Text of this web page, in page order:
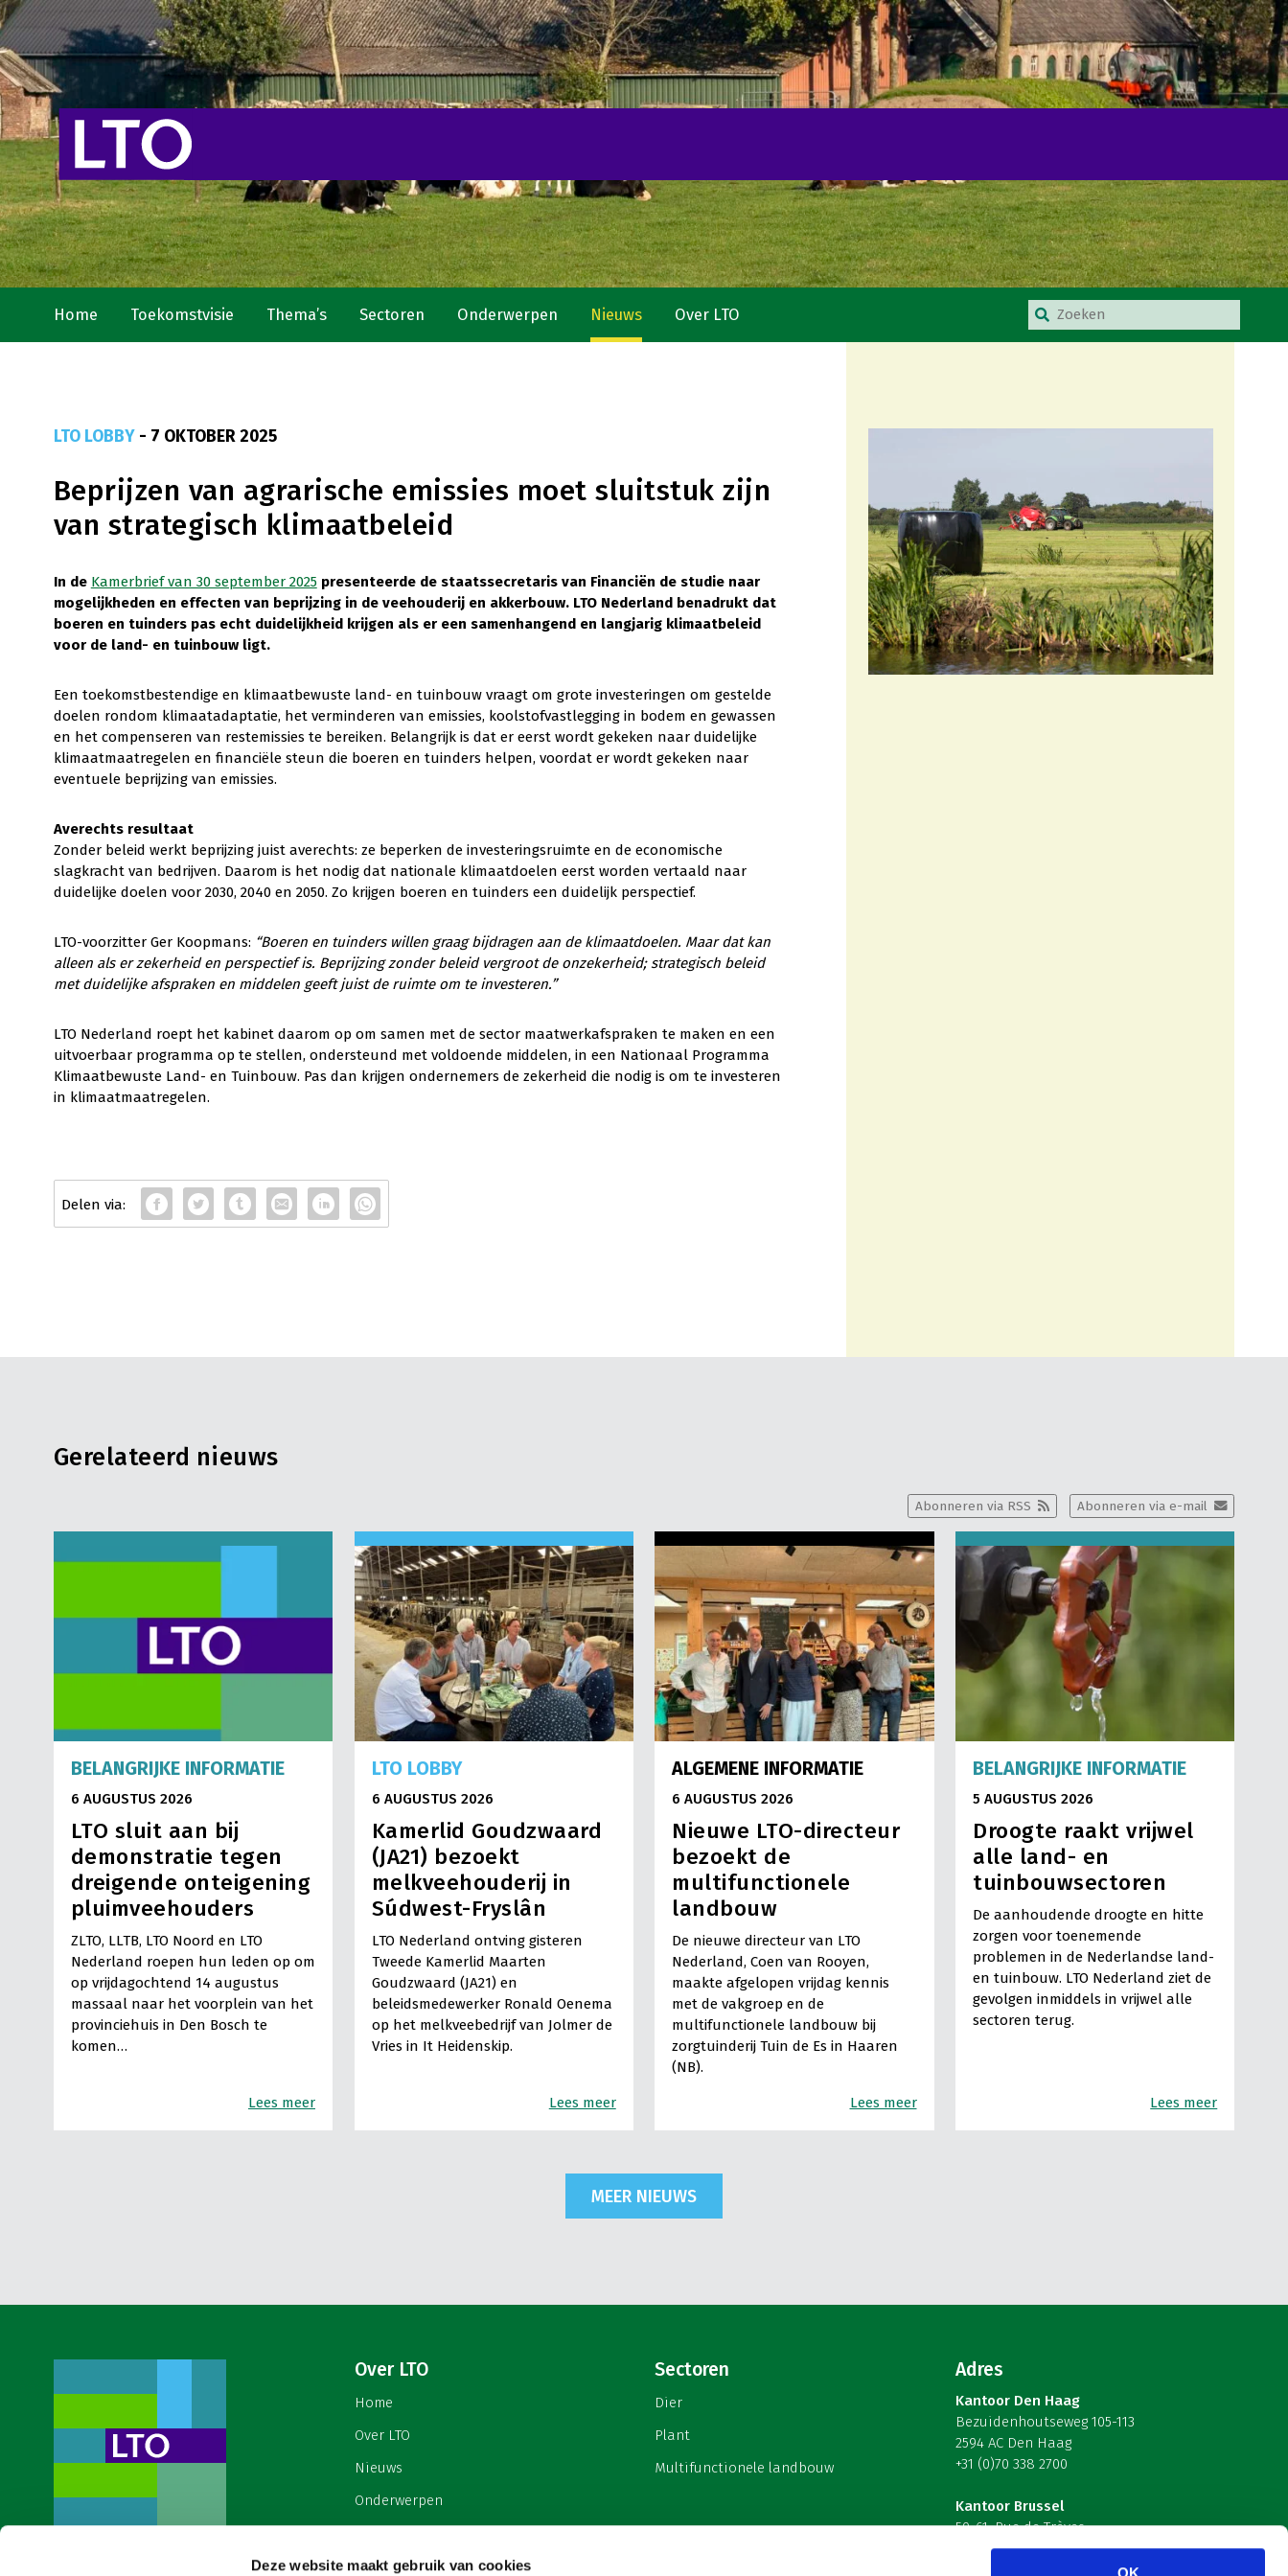
Deze website maakt gebruik van cookies
Home Toekomstvisie Thema’s Sectoren Onderwerpen Nieuws Over LTO
LTO LOBBY- 7 OKTOBER 2025
Beprijzen van agrarische emissies moet sluitstuk zijn
van strategisch klimaatbeleid
In de Kamerbrief van 30 september 2025presenteerde de staatssecretaris van Financiën de studie naar
mogelijkheden en effecten van beprijzing in de veehouderij en akkerbouw. LTO Nederland benadrukt dat
boeren en tuinders pas echt duidelijkheid krijgen als er een samenhangend en langjarig klimaatbeleid
voor de land- en tuinbouw ligt.
Een toekomstbestendige en klimaatbewuste land- en tuinbouw vraagt om grote investeringen om gestelde
doelen rondom klimaatadaptatie, het verminderen van emissies, koolstofvastlegging in bodem en gewassen
en het compenseren van restemissies te bereiken. Belangrijk is dat er eerst wordt gekeken naar duidelijke
klimaatmaatregelen en financiële steun die boeren en tuinders helpen, voordat er wordt gekeken naar
eventuele beprijzing van emissies.
Averechts resultaat
Zonder beleid werkt beprijzing juist averechts: ze beperken de investeringsruimte en de economische
slagkracht van bedrijven. Daarom is het nodig dat nationale klimaatdoelen eerst worden vertaald naar
duidelijke doelen voor 2030, 2040 en 2050. Zo krijgen boeren en tuinders een duidelijk perspectief.
LTO-voorzitter Ger Koopmans: “Boeren en tuinders willen graag bijdragen aan de klimaatdoelen. Maar dat kan
alleen als er zekerheid en perspectief is. Beprijzing zonder beleid vergroot de onzekerheid; strategisch beleid
met duidelijke afspraken en middelen geeft juist de ruimte om te investeren.”
LTO Nederland roept het kabinet daarom op om samen met de sector maatwerkafspraken te maken en een
uitvoerbaar programma op te stellen, ondersteund met voldoende middelen, in een Nationaal Programma
Klimaatbewuste Land- en Tuinbouw. Pas dan krijgen ondernemers de zekerheid die nodig is om te investeren
in klimaatmaatregelen.
Gerelateerd nieuws
Abonneren via e-mail
Abonneren via RSS
BELANGRIJKE INFORMATIE
6 AUGUSTUS 2026
LTO sluit aan bij
demonstratie tegen
dreigende onteigening
pluimveehouders
ZLTO, LLTB, LTO Noord en LTO
Nederland roepen hun leden op om
op vrijdagochtend 14 augustus
massaal naar het voorplein van het
provinciehuis in Den Bosch te
komen…
Lees meer
LTO LOBBY
6 AUGUSTUS 2026
Kamerlid Goudzwaard
(JA21) bezoekt
melkveehouderij in
Súdwest-Fryslân
LTO Nederland ontving gisteren
Tweede Kamerlid Maarten
Goudzwaard (JA21) en
beleidsmedewerker Ronald Oenema
op het melkveebedrijf van Jolmer de
Vries in It Heidenskip.
Lees meer
ALGEMENE INFORMATIE
6 AUGUSTUS 2026
Nieuwe LTO-directeur
bezoekt de
multifunctionele
landbouw
De nieuwe directeur van LTO
Nederland, Coen van Rooyen,
maakte afgelopen vrijdag kennis
met de vakgroep en de
multifunctionele landbouw bij
zorgtuinderij Tuin de Es in Haaren
(NB).
Lees meer
BELANGRIJKE INFORMATIE
5 AUGUSTUS 2026
Droogte raakt vrijwel
alle land- en
tuinbouwsectoren
De aanhoudende droogte en hitte
zorgen voor toenemende
problemen in de Nederlandse land-
en tuinbouw. LTO Nederland ziet de
gevolgen inmiddels in vrijwel alle
sectoren terug.
Lees meer
MEER NIEUWS
Over LTO
Home
Over LTO
Nieuws
Onderwerpen
Contact
Sectoren
Dier
Plant
Multifunctionele landbouw
Adres
Kantoor Den Haag
Bezuidenhoutseweg 105-113
2594 AC Den Haag
+31 (0)70 338 2700
Kantoor Brussel
59-61, Rue de Trèves
B-1040 Brussel – België